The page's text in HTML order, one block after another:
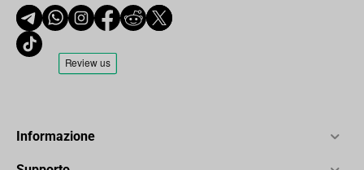
Informazione